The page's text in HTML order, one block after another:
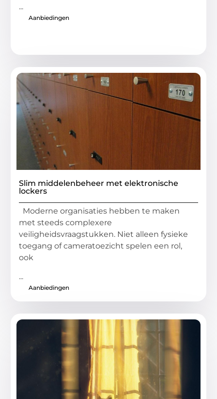
...
Aanbiedingen
Slim middelenbeheer met elektronische
lockers
Moderne organisaties hebben te maken
met steeds complexere
veiligheidsvraagstukken. Niet alleen fysieke
toegang of cameratoezicht spelen een rol,
ook
...
Aanbiedingen